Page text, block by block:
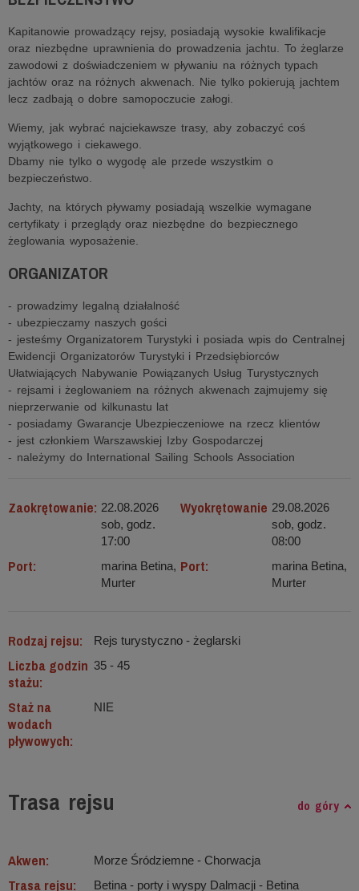
Kapitanowie prowadzący rejsy, posiadają wysokie kwalifikacje
oraz niezbędne uprawnienia do prowadzenia jachtu. To żeglarze
zawodowi z doświadczeniem w pływaniu na różnych typach
jachtów oraz na różnych akwenach. Nie tylko pokierują jachtem
lecz zadbają o dobre samopoczucie załogi.
Wiemy, jak wybrać najciekawsze trasy, aby zobaczyć coś
wyjątkowego i ciekawego.
Dbamy nie tylko o wygodę ale przede wszystkim o
bezpieczeństwo.
Jachty, na których pływamy posiadają wszelkie wymagane
certyfikaty i przeglądy oraz niezbędne do bezpiecznego
żeglowania wyposażenie.
ORGANIZATOR
- prowadzimy legalną działalność
- ubezpieczamy naszych gości
- jesteśmy Organizatorem Turystyki i posiada wpis do Centralnej
Ewidencji Organizatorów Turystyki i Przedsiębiorców
Ułatwiających Nabywanie Powiązanych Usług Turystycznych
- rejsami i żeglowaniem na różnych akwenach zajmujemy się
nieprzerwanie od kilkunastu lat
- posiadamy Gwarancje Ubezpieczeniowe na rzecz klientów
- jest członkiem Warszawskiej Izby Gospodarczej
- należymy do International Sailing Schools Association
Zaokrętowanie: 22.08.2026
sob, godz.
17:00
Wyokrętowanie 29.08.2026
sob, godz.
08:00
Port:
marina Betina,
Murter
Port:
marina Betina,
Murter
Rodzaj rejsu: Rejs turystyczno - żeglarski
Liczba godzin
stażu:
35 - 45
Staż na
wodach
pływowych:
NIE
Trasa rejsu do góry
Akwen: Morze Śródziemne ‐ Chorwacja
Trasa rejsu: Betina - porty i wyspy Dalmacji - Betina